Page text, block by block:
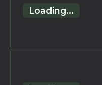
Loading...